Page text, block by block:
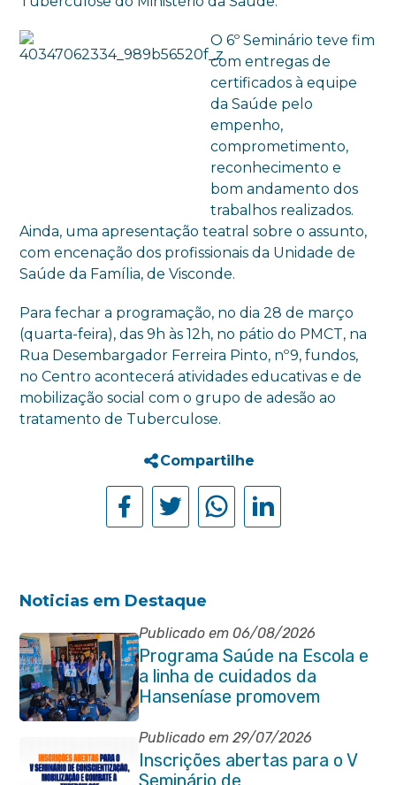
O 6º Seminário teve fim
com entregas de
certificados à equipe
da Saúde pelo
empenho,
comprometimento,
reconhecimento e
bom andamento dos
trabalhos realizados.
Ainda, uma apresentação teatral sobre o assunto,
com encenação dos profissionais da Unidade de
Saúde da Família, de Visconde.
Para fechar a programação, no dia 28 de março
(quarta-feira), das 9h às 12h, no pátio do PMCT, na
Rua Desembargador Ferreira Pinto, nº9, fundos,
no Centro acontecerá atividades educativas e de
mobilização social com o grupo de adesão ao
tratamento de Tuberculose.
Compartilhe
Noticias em Destaque
Publicado em 06/08/2026
Programa Saúde na Escola e
a linha de cuidados da
Hanseníase promovem
conscientização sobre
hanseníase na E.M Adelaide
de Magalhães Seabra
Publicado em 29/07/2026
Inscrições abertas para o V
Seminário de